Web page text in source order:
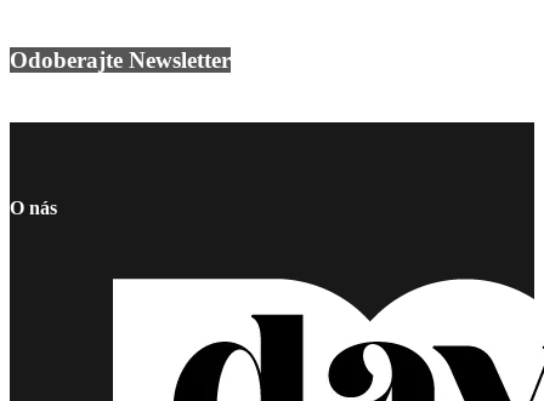
Odoberajte Newsletter
O nás